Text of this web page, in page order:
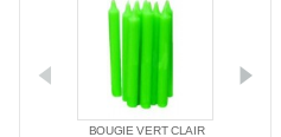
BOUGIE VERT CLAIR